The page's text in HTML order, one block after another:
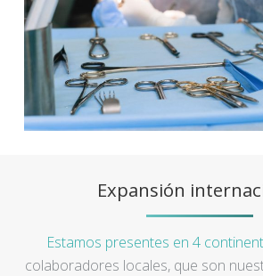
Expansión
Estamos presentes en 4
colaboradores locales, que son